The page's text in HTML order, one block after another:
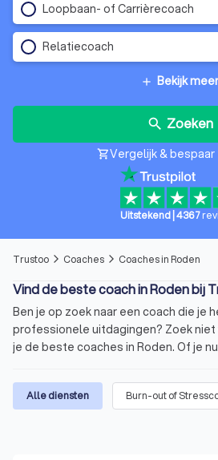
Loopbaan- of Carrièrecoach
Relatiecoach
add Bekijk meer
search Zoeken
shopping_cartVergelijk &
Uitstekend 4367
Trustoo arrow_forward_ios Coaches arrow_forward_ios Coaches in Roden
Vind de beste coach in Roden bij
Ben je op zoek naar een coach die je
professionele uitdagingen? Zoek niet
je de beste coaches in Roden. Of je
ben je er zeker van dat je een
past bij jouw behoeften. Vergelijk
Alle diensten Burn-out of